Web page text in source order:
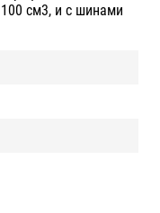
см3, и с шинами